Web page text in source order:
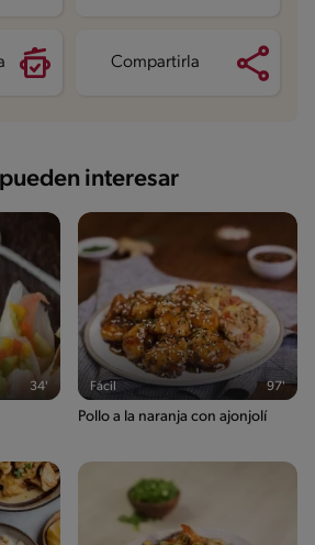
Compartirla
interesar
34' Fácil 97'
Pollo a la naranja con ajonjolí